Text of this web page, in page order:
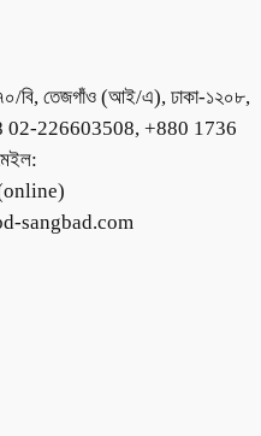
২৭০/বি, তেজগাঁও (আই/এ), ঢাকা-১২০৮,
02-226603508, +880 1736
sangbad.com